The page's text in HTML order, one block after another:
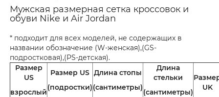
Мужская размерная сетка кроссовок и
обуви Nike и Air Jordan
* подходит для всех моделей, не содержащих в
названии обозначение (W-женская),(GS-
подростковая),(PS-детская).
Размер
US
взрослый
Размер US
(подростки)
Длина стопы
(сантиметры)
Длина
стельки
(сантиметры)
UK